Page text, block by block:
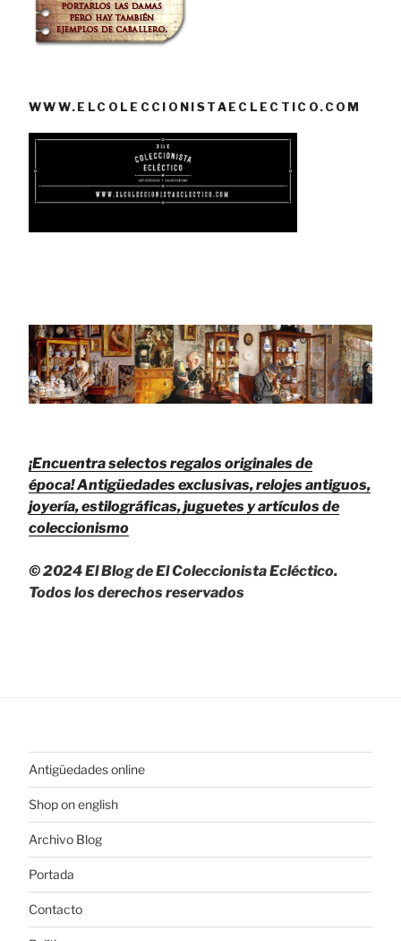
WWW.ELCOLECCIONISTAECLECTICO.COM
¡Encuentra selectos regalos originales de
época!Antigüedades exclusivas, relojes antiguos,
joyería, estilográficas, juguetes y artículos de
coleccionismo
© 2024 El Blog de El Coleccionista Ecléctico.
Todos los derechos reservados
Antigüedades online
Shop on english
Archivo Blog
Portada
Contacto